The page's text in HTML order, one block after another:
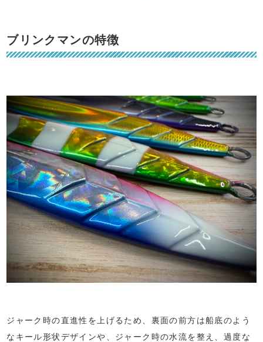
ブリンクマンの特徴
ジャーク時の直進性を上げるため、裏面の前方は船底のよう
なキール形状デザインや、ジャーク時の水流を整え、過度な